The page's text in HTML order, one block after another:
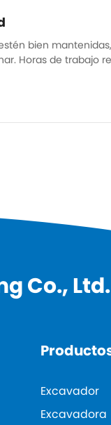
bien
Horas de trabajo
Co., Ltd.
Excavador
Excavadora